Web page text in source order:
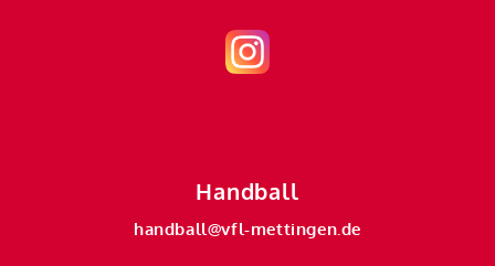
Handball
handball@vfl-mettingen.de